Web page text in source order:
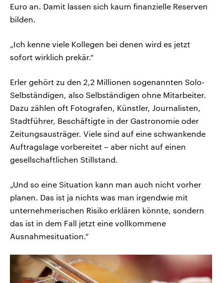
Euro an. Damit lassen sich kaum finanzielle Reserven
bilden.
„Ich kenne viele Kollegen bei denen wird es jetzt
sofort wirklich prekär.“
Erler gehört zu den 2,2 Millionen sogenannten Solo-
Selbständigen, also Selbständigen ohne Mitarbeiter.
Dazu zählen oft Fotografen, Künstler, Journalisten,
Stadtführer, Beschäftigte in der Gastronomie oder
Zeitungsausträger. Viele sind auf eine schwankende
Auftragslage vorbereitet – aber nicht auf einen
gesellschaftlichen Stillstand.
„Und so eine Situation kann man auch nicht vorher
planen. Das ist ja nichts was man irgendwie mit
unternehmerischen Risiko erklären könnte, sondern
das ist in dem Fall jetzt eine vollkommene
Ausnahmesituation.“